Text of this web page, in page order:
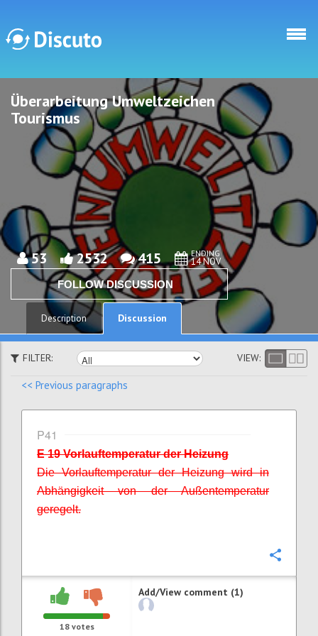
Discuto
Discuto
Überarbeitung Umweltzeichen
Tourismus
53 2532 415 ENDING
14 NOV
FOLLOW DISCUSSION
Description Discussion
FILTER: VIEW:
<< Previous paragraphs
P41
E 19 Vorlauftemperatur der Heizung
Die Vorlauftemperatur der Heizung wird in
Abhängigkeit von der Außentemperatur
geregelt.
18votes
Add/View comment (1)